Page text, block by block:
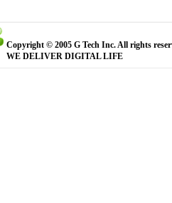
Copyright © 2005 G Tech Inc. All rights
WE DELIVER DIGITAL LIFE